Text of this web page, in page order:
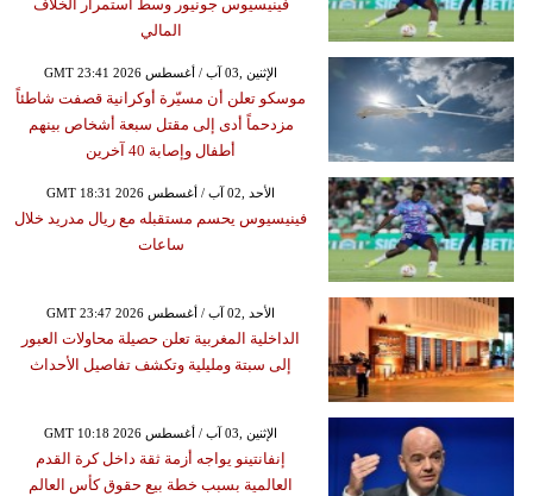
فينيسيوس جونيور وسط استمرار الخلاف
المالي
GMT 23:41 2026 الإثنين ,03 آب / أغسطس
موسكو تعلن أن مسيّرة أوكرانية قصفت شاطئاً
مزدحماً أدى إلى مقتل سبعة أشخاص بينهم
أطفال وإصابة 40 آخرين
GMT 18:31 2026 الأحد ,02 آب / أغسطس
فينيسيوس يحسم مستقبله مع ريال مدريد خلال
ساعات
GMT 23:47 2026 الأحد ,02 آب / أغسطس
الداخلية المغربية تعلن حصيلة محاولات العبور
إلى سبتة ومليلية وتكشف تفاصيل الأحداث
GMT 10:18 2026 الإثنين ,03 آب / أغسطس
إنفانتينو يواجه أزمة ثقة داخل كرة القدم
العالمية بسبب خطة بيع حقوق كأس العالم